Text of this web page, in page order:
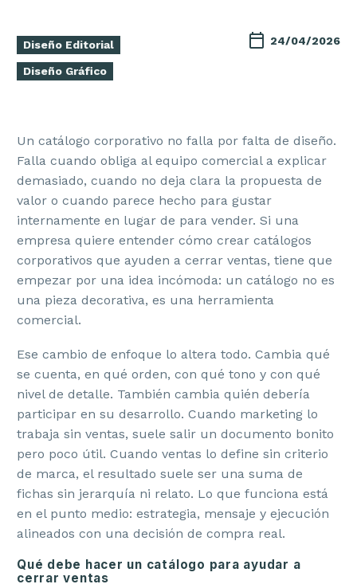
Diseño Editorial
Diseño Gráfico
24/04/2026
Un catálogo corporativo no falla por falta de diseño.
Falla cuando obliga al equipo comercial a explicar
demasiado, cuando no deja clara la propuesta de
valor o cuando parece hecho para gustar
internamente en lugar de para vender. Si una
empresa quiere entender cómo crear catálogos
corporativos que ayuden a cerrar ventas, tiene que
empezar por una idea incómoda: un catálogo no es
una pieza decorativa, es una herramienta
comercial.
Ese cambio de enfoque lo altera todo. Cambia qué
se cuenta, en qué orden, con qué tono y con qué
nivel de detalle. También cambia quién debería
participar en su desarrollo. Cuando marketing lo
trabaja sin ventas, suele salir un documento bonito
pero poco útil. Cuando ventas lo define sin criterio
de marca, el resultado suele ser una suma de
fichas sin jerarquía ni relato. Lo que funciona está
en el punto medio: estrategia, mensaje y ejecución
alineados con una decisión de compra real.
Qué debe hacer un catálogo para ayudar a
cerrar ventas